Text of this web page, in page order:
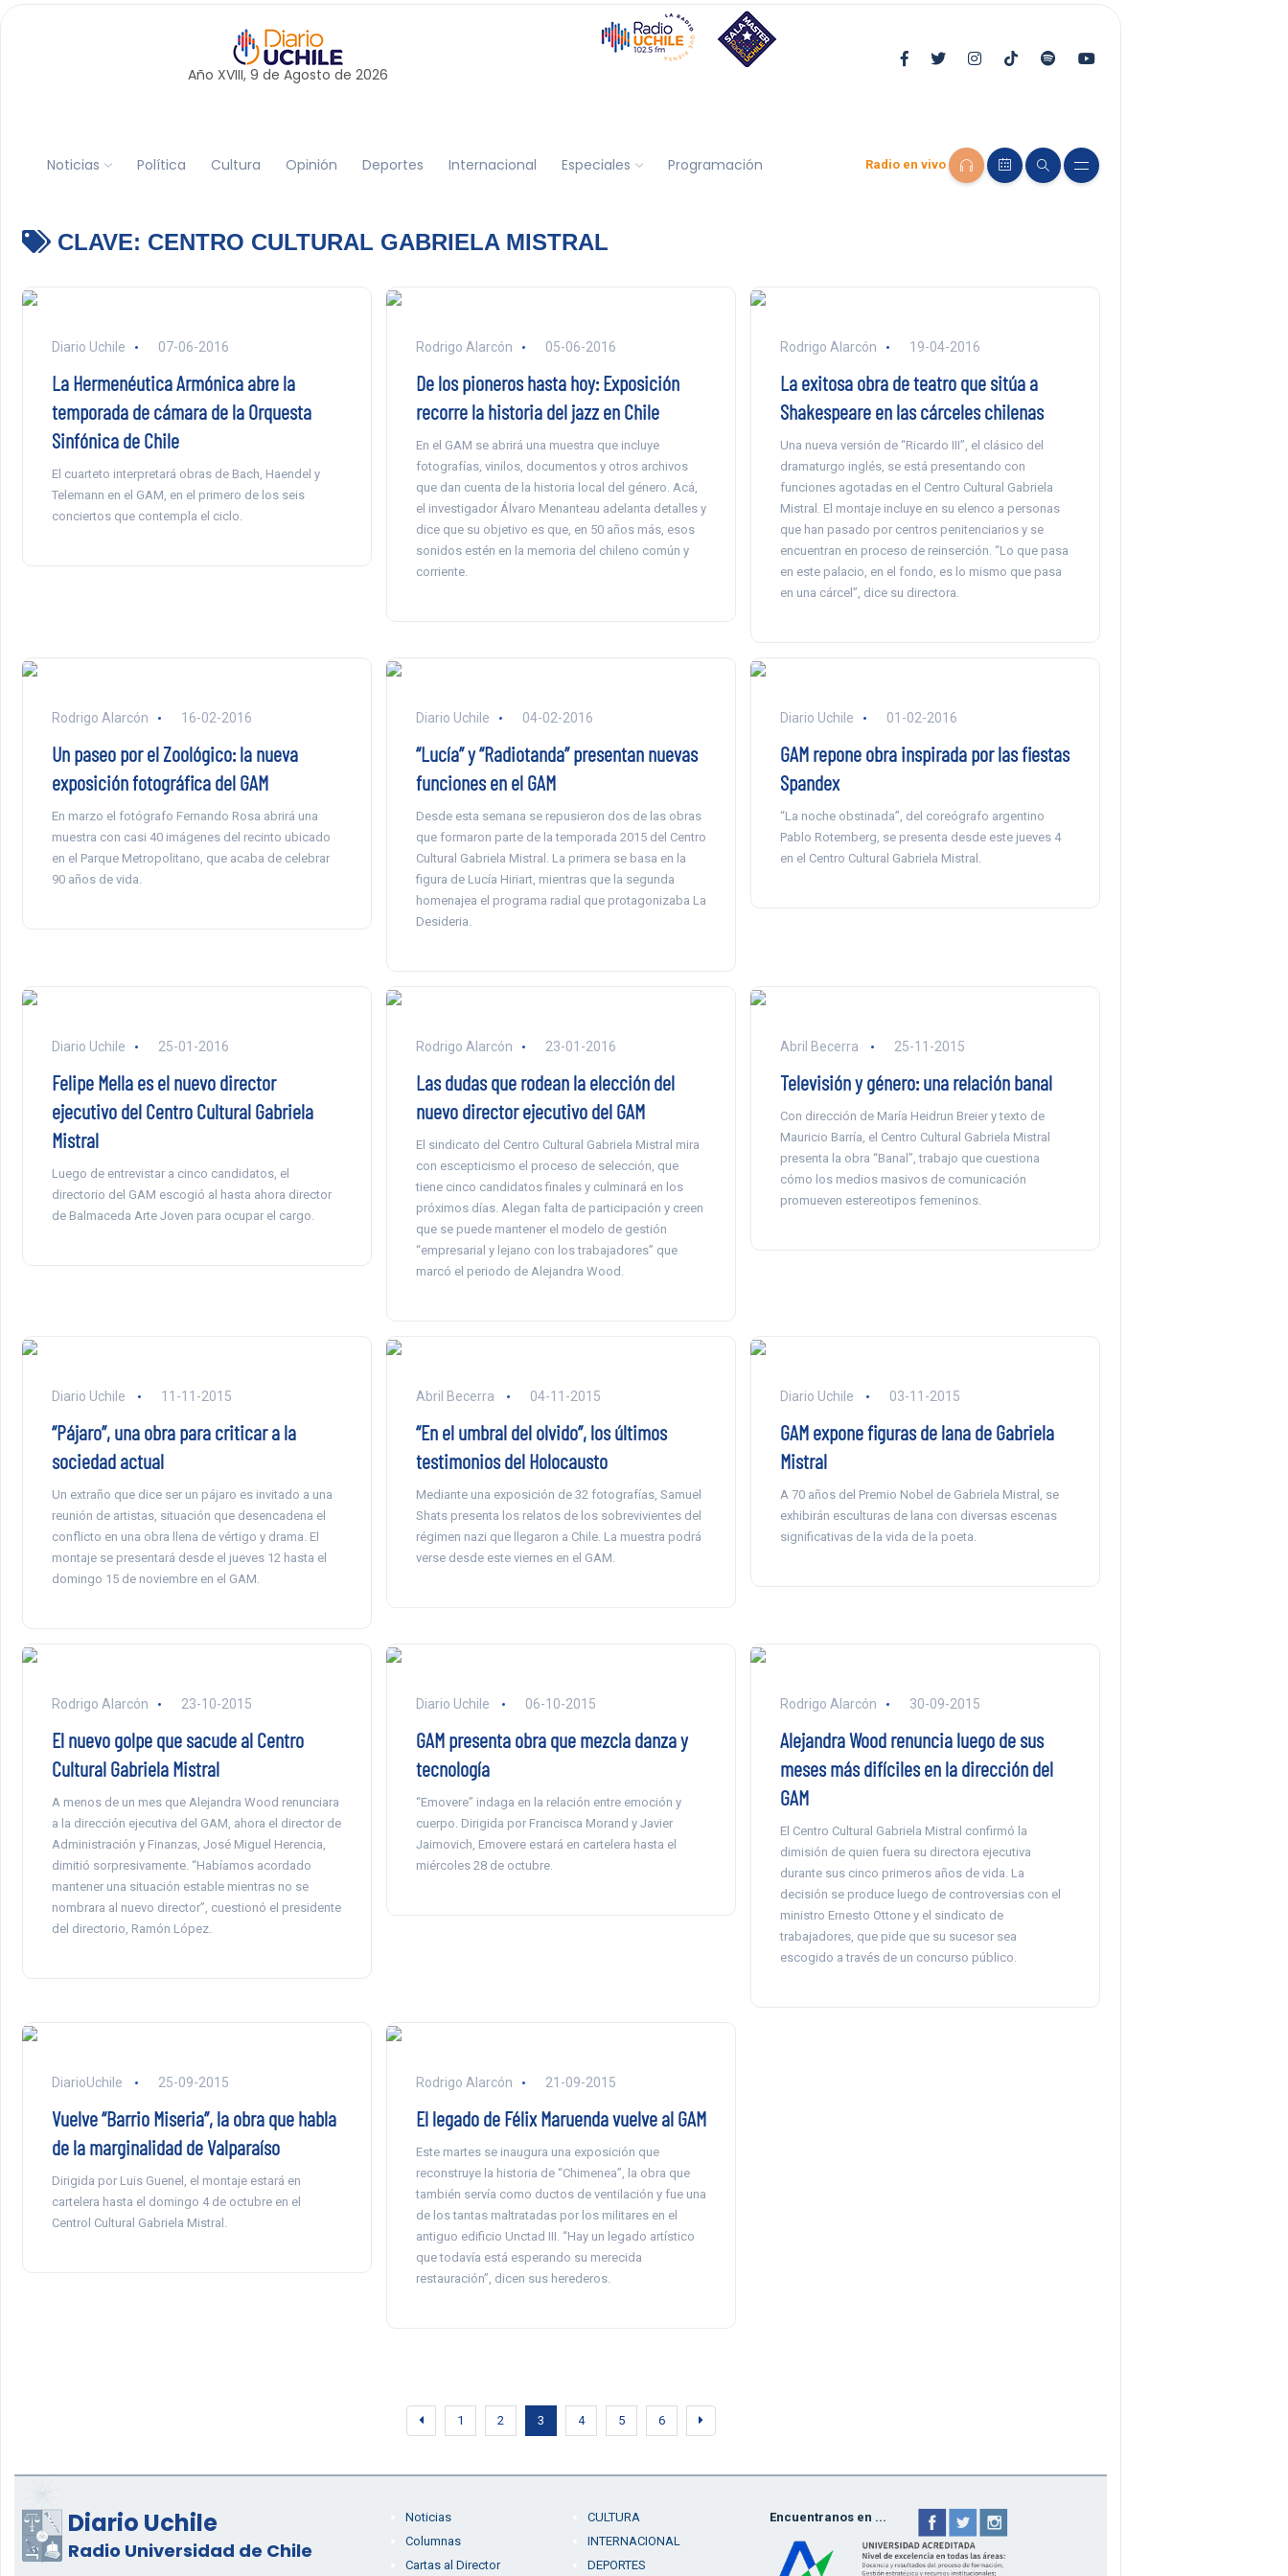
Año XVIII, 9 de Agosto de 2026
Noticias Política Cultura Opinión Deportes Internacional Especiales Programación Radio en vivo
CLAVE: CENTRO CULTURAL GABRIELA MISTRAL
Diario Uchile 07-06-2016
La Hermenéutica Armónica abre la
temporada de cámara de la Orquesta
Sinfónica de Chile
El cuarteto interpretará obras de Bach, Haendel y
Telemann en el GAM, en el primero de los seis
conciertos que contempla el ciclo.
Rodrigo Alarcón 05-06-2016
De los pioneros hasta hoy: Exposición
recorre la historia del jazz en Chile
En el GAM se abrirá una muestra que incluye
fotografías, vinilos, documentos y otros archivos
que dan cuenta de la historia local del género. Acá,
el investigador Álvaro Menanteau adelanta detalles y
dice que su objetivo es que, en 50 años más, esos
sonidos estén en la memoria del chileno común y
corriente.
Rodrigo Alarcón 19-04-2016
La exitosa obra de teatro que sitúa a
Shakespeare en las cárceles chilenas
Una nueva versión de “Ricardo III”, el clásico del
dramaturgo inglés, se está presentando con
funciones agotadas en el Centro Cultural Gabriela
Mistral. El montaje incluye en su elenco a personas
que han pasado por centros penitenciarios y se
encuentran en proceso de reinserción. “Lo que pasa
en este palacio, en el fondo, es lo mismo que pasa
en una cárcel”, dice su directora.
Rodrigo Alarcón 16-02-2016
Un paseo por el Zoológico: la nueva
exposición fotográfica del GAM
En marzo el fotógrafo Fernando Rosa abrirá una
muestra con casi 40 imágenes del recinto ubicado
en el Parque Metropolitano, que acaba de celebrar
90 años de vida.
Diario Uchile 04-02-2016
“Lucía” y “Radiotanda” presentan nuevas
funciones en el GAM
Desde esta semana se repusieron dos de las obras
que formaron parte de la temporada 2015 del Centro
Cultural Gabriela Mistral. La primera se basa en la
figura de Lucía Hiriart, mientras que la segunda
homenajea el programa radial que protagonizaba La
Desideria.
Diario Uchile 01-02-2016
GAM repone obra inspirada por las fiestas
Spandex
“La noche obstinada”, del coreógrafo argentino
Pablo Rotemberg, se presenta desde este jueves 4
en el Centro Cultural Gabriela Mistral.
Diario Uchile 25-01-2016
Felipe Mella es el nuevo director
ejecutivo del Centro Cultural Gabriela
Mistral
Luego de entrevistar a cinco candidatos, el
directorio del GAM escogió al hasta ahora director
de Balmaceda Arte Joven para ocupar el cargo.
Rodrigo Alarcón 23-01-2016
Las dudas que rodean la elección del
nuevo director ejecutivo del GAM
El sindicato del Centro Cultural Gabriela Mistral mira
con escepticismo el proceso de selección, que
tiene cinco candidatos finales y culminará en los
próximos días. Alegan falta de participación y creen
que se puede mantener el modelo de gestión
“empresarial y lejano con los trabajadores” que
marcó el periodo de Alejandra Wood.
Abril Becerra 25-11-2015
Televisión y género: una relación banal
Con dirección de María Heidrun Breier y texto de
Mauricio Barría, el Centro Cultural Gabriela Mistral
presenta la obra “Banal”, trabajo que cuestiona
cómo los medios masivos de comunicación
promueven estereotipos femeninos.
Diario Uchile 11-11-2015
“Pájaro”, una obra para criticar a la
sociedad actual
Un extraño que dice ser un pájaro es invitado a una
reunión de artistas, situación que desencadena el
conflicto en una obra llena de vértigo y drama. El
montaje se presentará desde el jueves 12 hasta el
domingo 15 de noviembre en el GAM.
Abril Becerra 04-11-2015
“En el umbral del olvido”, los últimos
testimonios del Holocausto
Mediante una exposición de 32 fotografías, Samuel
Shats presenta los relatos de los sobrevivientes del
régimen nazi que llegaron a Chile. La muestra podrá
verse desde este viernes en el GAM.
Diario Uchile 03-11-2015
GAM expone figuras de lana de Gabriela
Mistral
A 70 años del Premio Nobel de Gabriela Mistral, se
exhibirán esculturas de lana con diversas escenas
significativas de la vida de la poeta.
Rodrigo Alarcón 23-10-2015
El nuevo golpe que sacude al Centro
Cultural Gabriela Mistral
A menos de un mes que Alejandra Wood renunciara
a la dirección ejecutiva del GAM, ahora el director de
Administración y Finanzas, José Miguel Herencia,
dimitió sorpresivamente. “Habíamos acordado
mantener una situación estable mientras no se
nombrara al nuevo director”, cuestionó el presidente
del directorio, Ramón López.
Diario Uchile 06-10-2015
GAM presenta obra que mezcla danza y
tecnología
“Emovere” indaga en la relación entre emoción y
cuerpo. Dirigida por Francisca Morand y Javier
Jaimovich, Emovere estará en cartelera hasta el
miércoles 28 de octubre.
Rodrigo Alarcón 30-09-2015
Alejandra Wood renuncia luego de sus
meses más difíciles en la dirección del
GAM
El Centro Cultural Gabriela Mistral confirmó la
dimisión de quien fuera su directora ejecutiva
durante sus cinco primeros años de vida. La
decisión se produce luego de controversias con el
ministro Ernesto Ottone y el sindicato de
trabajadores, que pide que su sucesor sea
escogido a través de un concurso público.
DiarioUchile 25-09-2015
Vuelve “Barrio Miseria”, la obra que habla
de la marginalidad de Valparaíso
Dirigida por Luis Guenel, el montaje estará en
cartelera hasta el domingo 4 de octubre en el
Centrol Cultural Gabriela Mistral.
Rodrigo Alarcón 21-09-2015
El legado de Félix Maruenda vuelve al GAM
Este martes se inaugura una exposición que
reconstruye la historia de “Chimenea”, la obra que
también servía como ductos de ventilación y fue una
de los tantas maltratadas por los militares en el
antiguo edificio Unctad III. “Hay un legado artístico
que todavía está esperando su merecida
restauración”, dicen sus herederos.
1 2 3 4 5 6
Diario Uchile
Radio Universidad de Chile
Noticias
Columnas
Cartas al Director
CULTURA
INTERNACIONAL
DEPORTES
Encuentranos en ...